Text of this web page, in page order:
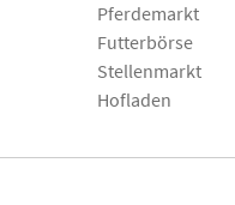
Pferdemarkt
Futterbörse
Stellenmarkt
Hofladen